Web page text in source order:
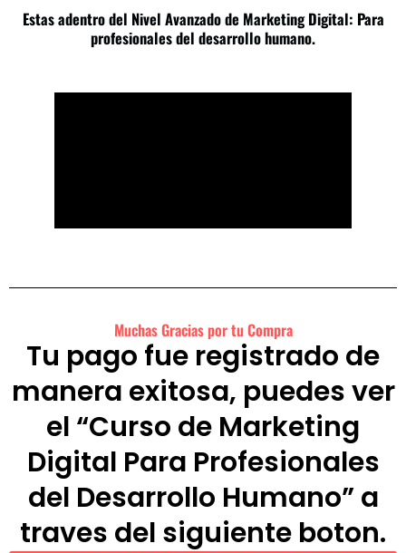
Estas adentro del Nivel Avanzado de Marketing Digital: Para
profesionales del desarrollo humano.
Muchas Gracias por tu Compra
Tu pago fue registrado de
manera exitosa, puedes ver
el “Curso de Marketing
Digital Para Profesionales
del Desarrollo Humano” a
traves del siguiente boton.